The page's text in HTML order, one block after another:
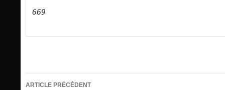
669
Navigation
ARTICLE PRÉCÉDENT